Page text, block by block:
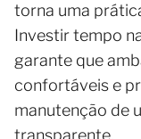
torna uma
Investir tempo
garante que
confortáveis e
manutenção de
transparente.